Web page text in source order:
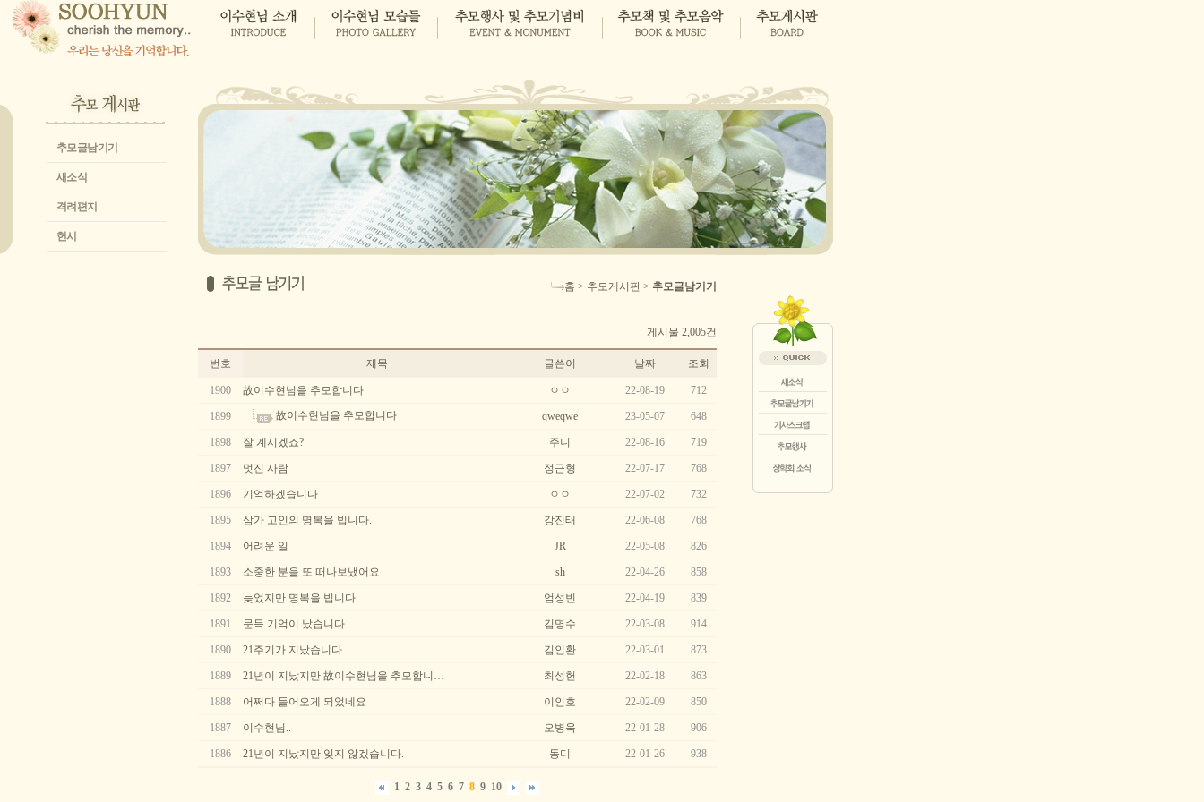
추모글남기기
새소식
격려편지
헌시
홈 > 추모게시판 > 추모글남기기
게시물 2,005건
번호 제목 글쓴이 날짜 조회
1900 故이수현님을 추모합니다 ㅇㅇ 22-08-19 712
1899 故이수현님을 추모합니다 qweqwe 23-05-07 648
1898 잘 계시겠죠? 주니 22-08-16 719
1897 멋진 사람 정근형 22-07-17 768
1896 기억하겠습니다 ㅇㅇ 22-07-02 732
1895 삼가 고인의 명복을 빕니다. 강진태 22-06-08 768
1894 어려운 일 JR 22-05-08 826
1893 소중한 분을 또 떠나보냈어요 sh 22-04-26 858
1892 늦었지만 명복을 빕니다 엄성빈 22-04-19 839
1891 문득 기억이 났습니다 김명수 22-03-08 914
1890 21주기가 지났습니다. 김인환 22-03-01 873
1889 21년이 지났지만 故이수현님을 추모합니… 최성헌 22-02-18 863
1888 어쩌다 들어오게 되었네요 이인호 22-02-09 850
1887 이수현님.. 오병욱 22-01-28 906
1886 21년이 지났지만 잊지 않겠습니다. 동디 22-01-26 938
1 2 3 4 5 6 7 8 9 10